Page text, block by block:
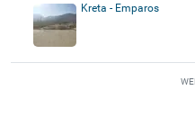
Kreta - Emparos